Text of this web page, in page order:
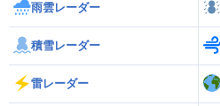
雨雲レーダー
積雪レーダー
雷レーダー